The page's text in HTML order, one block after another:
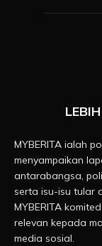
MYBERITA ialah
menyampaikan
antarabangsa,
serta isu-isu tular
MYBERITA
relevan kepada
media sosial.